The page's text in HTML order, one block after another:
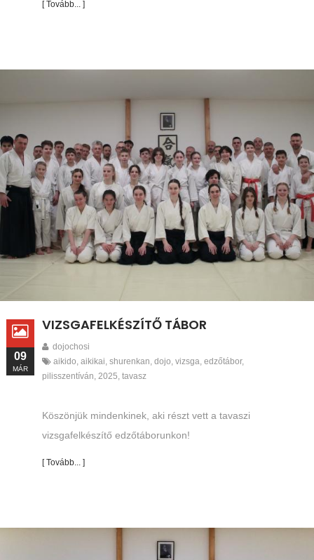
[ Tovább... ]
VIZSGAFELKÉSZÍTŐ TÁBOR
dojochosi
aikido, aikikai, shurenkan, dojo, vizsga, edzőtábor,
pilisszentíván, 2025, tavasz
Köszönjük mindenkinek, aki részt vett a tavaszi
vizsgafelkészítő edzőtáborunkon!
[ Tovább... ]
09
MÁR